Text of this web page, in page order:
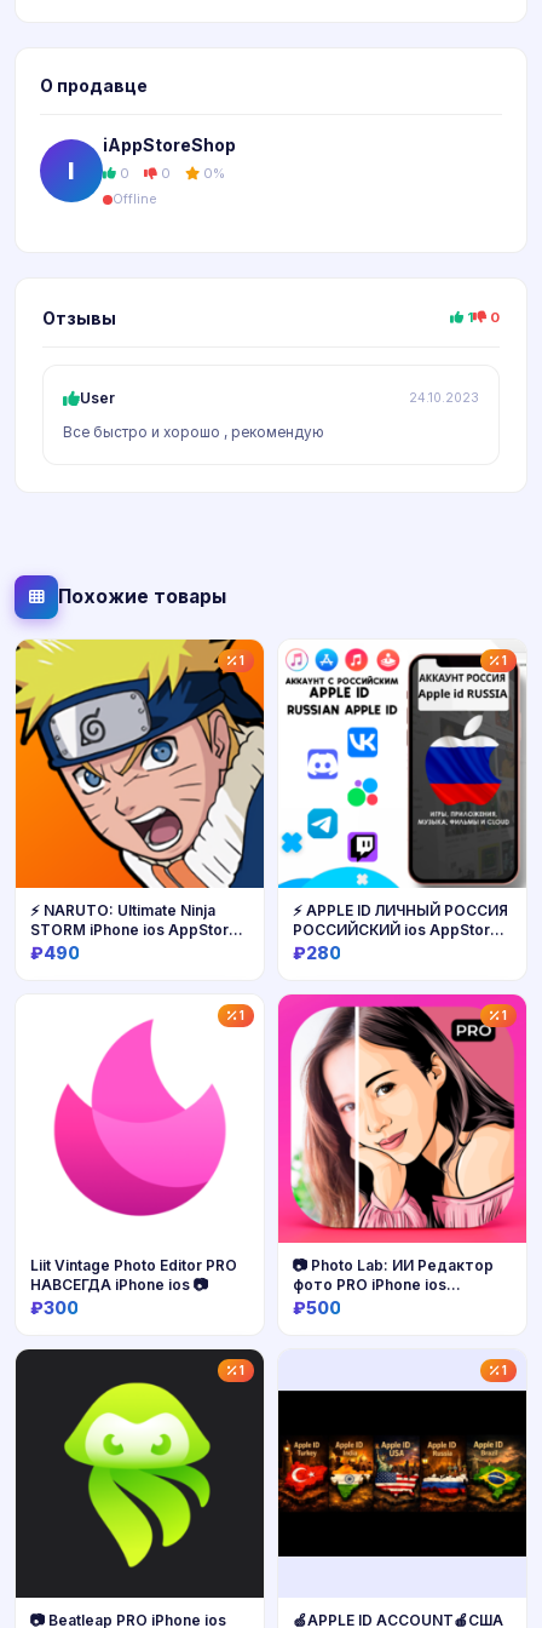
О продавце
I
iAppStoreShop
0 0 0%
Offline
Отзывы 1 0
User 24.10.2023
Все быстро и хорошо , рекомендую
Похожие товары
1
⚡ NARUTO: Ultimate Ninja
STORM iPhone ios AppStore
iPad
₽490
1
Купить
⚡ APPLE ID ЛИЧНЫЙ РОССИЯ
РОССИЙСКИЙ ios AppStore
iPhone
₽280
1
Liit Vintage Photo Editor PRO
НАВСЕГДА iPhone ios 📷
₽300
1
📷 Photo Lab: ИИ Редактор
фото PRO iPhone ios
AppStore
₽500
1
📷 Beatleap PRO iPhone ios
1
🍏APPLE ID ACCOUNT🍎США